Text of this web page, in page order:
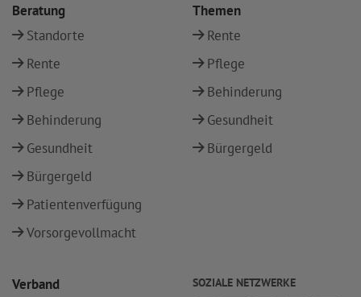
Beratung
Standorte
Rente
Pflege
Behinderung
Gesundheit
Bürgergeld
Patientenverfügung
Vorsorgevollmacht
Themen
Rente
Pflege
Behinderung
Gesundheit
Bürgergeld
Verband
SOZIALE NETZWERKE